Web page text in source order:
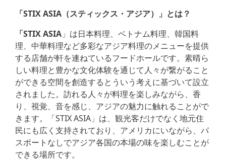
「STIX ASIA （スティックス・アジア）」とは？
「STIX ASIA 」は日本料理、ベトナム料理、韓国料
理、中華料理など多彩なアジア料理のメニューを提供
する店舗が軒を連ねているフードホールです。素晴ら
しい料理と豊かな文化体験を通じて人々が繋がること
ができる空間を創造するとういう考えに基づいて設立
されました。訪れる人々が料理を楽しみながら、香
り、視覚、音を感じ、アジアの魅力に触れることがで
きます。「STIX ASIA」は、観光客だけでなく地元住
民にも広く支持されており、アメリカにいながら、パ
スポートなしでアジア各国の本場の味を楽しむことが
できる場所です。